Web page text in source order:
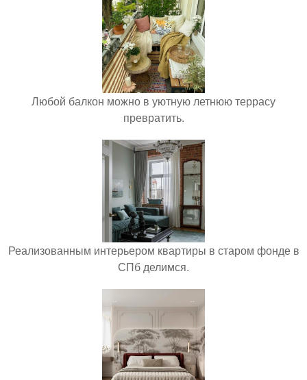
Любой балкон можно в уютную летнюю террасу
превратить.
Реализованным интерьером квартиры в старом фонде в
СПб делимся.